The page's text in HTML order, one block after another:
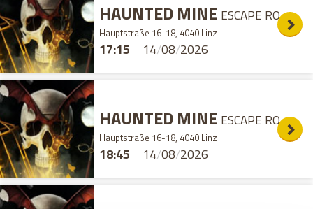
14/08/2026
17:15
HAUNTED MINE ESCAPE ROOM
Hauptstraße 16-18, 4040 Linz
14/08/2026
18:45
HAUNTED MINE ESCAPE ROOM
Hauptstraße 16-18, 4040 Linz